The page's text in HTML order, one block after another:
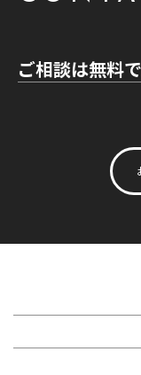
ご相談は無料